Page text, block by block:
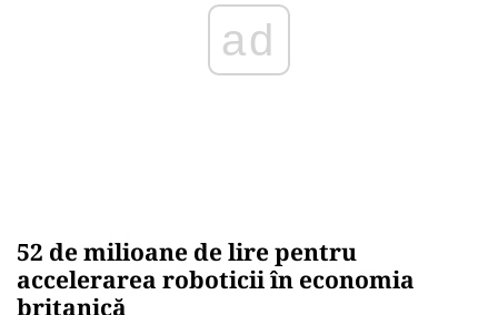
ad
52 de milioane de lire pentru
accelerarea roboticii în economia
britanică